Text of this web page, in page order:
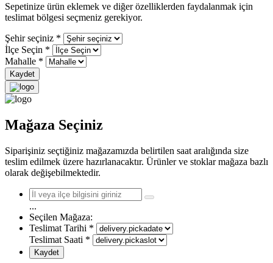
Sepetinize ürün eklemek ve diğer özelliklerden faydalanmak için
teslimat bölgesi seçmeniz gerekiyor.
Şehir seçiniz *
İlçe Seçin *
Mahalle *
Kaydet
Mağaza Seçiniz
Siparişiniz seçtiğiniz mağazamızda belirtilen saat aralığında size
teslim edilmek üzere hazırlanacaktır. Ürünler ve stoklar mağaza bazlı
olarak değişebilmektedir.
...
Seçilen Mağaza:
Teslimat Tarihi *
Teslimat Saati *
Kaydet